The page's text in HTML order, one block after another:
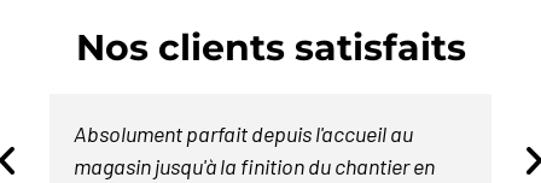
Nos clients satisfaits
Absolument parfait depuis l'accueil au
magasin jusqu'à la finition du chantier en